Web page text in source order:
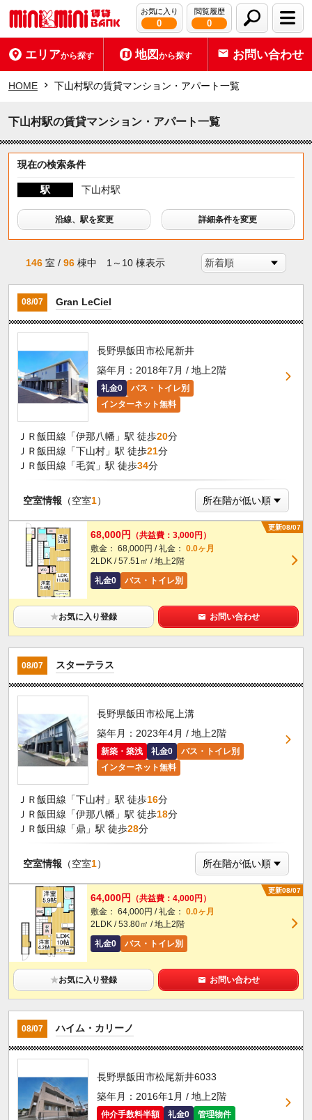
お気に入り
0
閲覧履歴
0
エリアから探す 地図から探す お問い合わせ
HOME 下山村駅の賃貸マンション・アパート一覧
下山村駅の賃貸マンション・アパート一覧
現在の検索条件
駅 下山村駅
沿線、駅を変更 詳細条件を変更
146 室 /96 棟中 1～10 棟表示
08/07 Gran LeCiel
長野県飯田市松尾新井
築年月：2018年7月 / 地上2階
礼金0
バス・トイレ別
インターネット無料
ＪＲ飯田線「伊那八幡」駅 徒歩20分
ＪＲ飯田線「下山村」駅 徒歩21分
ＪＲ飯田線「毛賀」駅 徒歩34分
空室情報 （空室1）
更新08/07
68,000円
（共益費：3,000円）
敷金： 68,000円 / 礼金： 0.0ヶ月
2LDK / 57.51㎡ / 地上2階
礼金0
バス・トイレ別
★お気に入り登録 お問い合わせ
08/07 スターテラス
長野県飯田市松尾上溝
築年月：2023年4月 / 地上2階
新築・築浅 礼金0
バス・トイレ別
インターネット無料
ＪＲ飯田線「下山村」駅 徒歩16分
ＪＲ飯田線「伊那八幡」駅 徒歩18分
ＪＲ飯田線「鼎」駅 徒歩28分
空室情報 （空室1）
更新08/07
64,000円
（共益費：4,000円）
敷金： 64,000円 / 礼金： 0.0ヶ月
2LDK / 53.80㎡ / 地上2階
礼金0
バス・トイレ別
★お気に入り登録 お問い合わせ
08/07 ハイム・カリーノ
長野県飯田市松尾新井6033
築年月：2016年1月 / 地上2階
仲介手数料半額 礼金0
管理物件